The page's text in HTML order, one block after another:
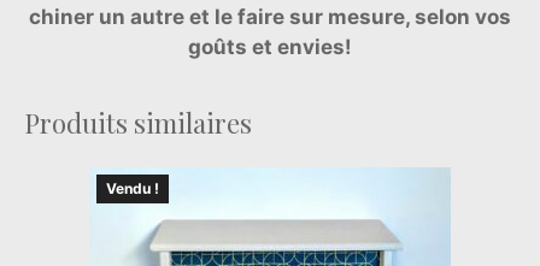
chiner un autre et le faire sur mesure, selon vos
goûts et envies!
Produits similaires
Vendu !